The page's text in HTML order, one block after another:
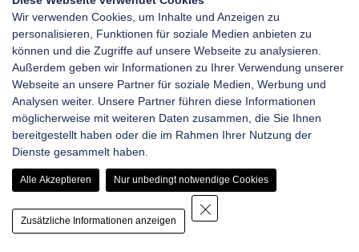
Wir verwenden Cookies, um Inhalte und Anzeigen zu
personalisieren, Funktionen für soziale Medien anbieten zu
können und die Zugriffe auf unsere Webseite zu analysieren.
Außerdem geben wir Informationen zu Ihrer Verwendung unserer
Webseite an unsere Partner für soziale Medien, Werbung und
Analysen weiter. Unsere Partner führen diese Informationen
möglicherweise mit weiteren Daten zusammen, die Sie Ihnen
bereitgestellt haben oder die im Rahmen Ihrer Nutzung der
Dienste gesammelt haben.
Alle Akzeptieren Nur unbedingt notwendige Cookies
Zusätzliche Informationen anzeigen